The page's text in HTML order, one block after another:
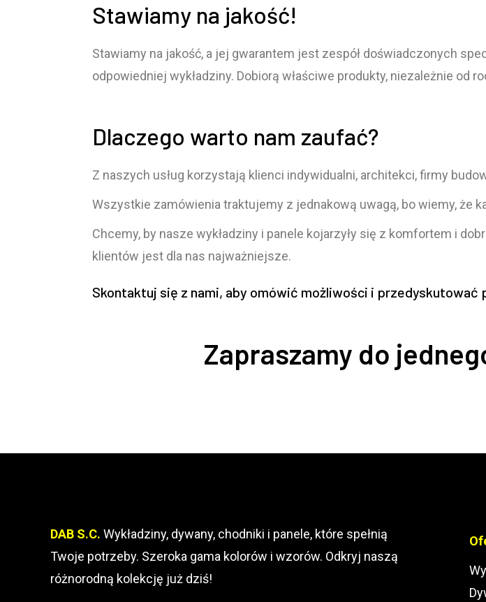
Stawiamy na jakość!
Stawiamy na jakość, a jej gwarantem jest zespół doświadczonych
odpowiedniej wykładziny. Dobiorą właściwe produkty, niezależnie od
Dlaczego warto nam zaufać?
Z naszych usług korzystają klienci indywidualni, architekci, firmy
Wszystkie zamówienia traktujemy z jednakową uwagą, bo wiemy, że
Chcemy, by nasze wykładziny i panele kojarzyły się z komfortem i
klientów jest dla nas najważniejsze.
Skontaktuj się z nami, aby omówić możliwości i
Zapraszamy do
DAB S.C. Wykładziny, dywany, chodniki i panele, które spełnią
Twoje potrzeby. Szeroka gama kolorów i wzorów. Odkryj naszą
różnorodną kolekcję już dziś!